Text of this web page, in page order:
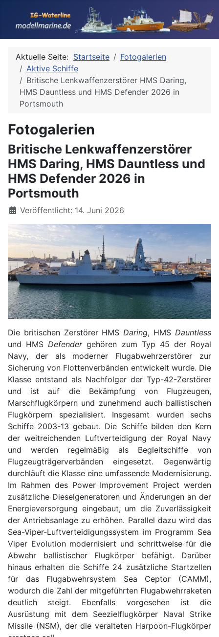
Aktuelle Seite: Startseite
Fotogalerien
Aktive Schiffe
Britische Lenkwaffenzerstörer HMS Daring,
HMS Dauntless und HMS Defender 2026 in
Portsmouth
Fotogalerien
Britische Lenkwaffenzerstörer
HMS Daring, HMS Dauntless und
HMS Defender 2026 in
Portsmouth
Details
Veröffentlicht: 14. Juni 2026
Die britischen Zerstörer HMSDaring, HMSDauntless
und HMSDefendergehören zum Typ 45 der Royal
Navy, der als moderner Flugabwehrzerstörer zur
Sicherung von Flottenverbänden entwickelt wurde. Die
Klasse entstand als Nachfolger der Typ-42-Zerstörer
und ist auf die Bekämpfung von Flugzeugen,
Marschflugkörpern und zunehmend auch ballistischen
Flugkörpern spezialisiert. Insgesamt wurden sechs
Schiffe 2003-13 gebaut. Die Schiffe bilden den Kern
der weitreichenden Luftverteidigung der Royal Navy
und werden regelmäßig als Begleitschiffe von
Flugzeugträgerverbänden eingesetzt. Gegenwärtig
durchläuft die Klasse eine umfassende Modernisierung.
Im Rahmen des Power Improvement Project werden
zusätzliche Dieselgeneratoren und Änderungen an der
Energieversorgung eingebaut, um die Zuverlässigkeit
der Antriebsanlage zu erhöhen. Parallel dazu wird das
Sea-Viper-Luftverteidigungssystem im Programm Sea
Viper Evolution modernisiert und schrittweise für die
Abwehr ballistischer Flugkörper befähigt. Darüber
hinaus erhalten die Schiffe 24 zusätzliche Startzellen
für das Flugabwehrsystem Sea Ceptor (CAMM),
wodurch die Zahl der mitgeführten Flugabwehrraketen
deutlich steigt. Ebenfalls vorgesehen ist die
Ausrüstung mit dem Seezielflugkörper Naval Strike
Missile (NSM), der die veralteten Harpoon-Flugkörper